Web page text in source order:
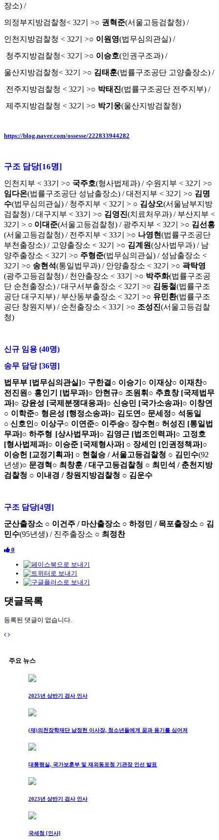
장소) /
의정부지방검찰청< 32기 >○ 권혁준(서울고등검찰청) /
인천지방검찰청 < 32기 >○ 이원영(법무심의관실) /
청주지방검찰청< 32기 >○ 이승호(인권구조과) /
울산지방검찰청< 32기 >○ 김태훈(법률구조공단 고양출장소) /
전주지방검찰청 < 32기 >○ 박태진(법률구조공단 전주지부) /
제주지방검찰청 < 32기 >○ 박기웅(울산지방검찰청)
https://blog.naver.com/ossesse/222833944282
구조 담당[16명]
인천지부 < 33기 >○ 국주호(형사법제과) / 수원지부 < 32기 >○
임다온(법률구조공단 성남출장소) /대전지부 < 32기 >○ 김명
수(법무심의관실) / 청주지부 < 32기 > ○ 김상오(서울남부지방
검찰청) /대구지부 < 33기 >○ 김영진(치료처우과) / 부산지부 <
32기 > ○ 이대준(서울고등검찰청) / 광주지부 < 32기 >○ 김선홍
(서울고등검찰청) / 전주지부 < 33기 >○ 나영현(법률구조공단
부천출장소) / 고양출장소 < 32기 >○ 김계원(상사법무과) / 남
양주출장소 < 32기 >○ 주형준(법무심의관실) / 성남출장소 <
32기 >○ 송현석(통일법무과) / 안양출장소 < 32기 >○ 곽탁영
(광주고등검찰청) / 천안출장소 < 33기 >○ 박주화(법률구조공
단 순천출장소) /대구서부출장소 < 32기 >○ 김동철(법률구조
공단 대구지부) / 부산동부출장소 < 32기 >○ 유민환(법률구조
공단 창원지부) / 순천출장소 < 33기 >○ 조성진(서울고등검찰
청)
신규 임용 (40명)
송무 담당 [36명]
법무부 [법무심의관실]○ 구한결 ○ 이승기 ○ 이재상○ 이재찬○
전진원 ○ 홍인기 [법무과]○ 안현규○ 조원휘 ○ 추효창 [국제법무
과]○ 강윤성 [국제분쟁대응과]○ 신승민 [국가소송과]○ 이창연
○ 이학준○ 형은성 [행정소송과]○ 김도연 ○ 문세정○ 석동일
○ 신호인○ 이상구○ 이연준○ 이주승○ 장수현 ○ 허성진 [통일법
무과]○ 하주형 [상사법무과]○ 김영근 [법조인력과]○ 고정호
[형사법제과]○ 이승준 [국제형사과] ○ 장세인 [인권정책과]○
이승헌 [교정기획과] ○ 현철승 /서울고등검찰청 ○ 김민수(92
년생)○ 문경혁 ○ 최창훈 /대구고등검찰청 ○ 최민석 / 춘천지방
검찰청 ○ 이내경 / 창원지방검찰청 ○ 김운수
구조 담당[4명]
군산출장소 ○ 이건주 / 마산출장소 ○ 하정민 / 목포출장소 ○ 김
민수(95년생) / 진주출장소 ○ 최정찬
0
댓글목록
등록된 댓글이 없습니다.
주요 뉴스
2025년 상반기 검사 인사
(재)의천장학재단 남정헌 이사장, 청소년들에게 꿈과 용기를 심어져
대통령실, 국가보훈부 및 재외동포청 기관장 인선 발표
2023년 상반기 검사 인사
국세청 [인사]